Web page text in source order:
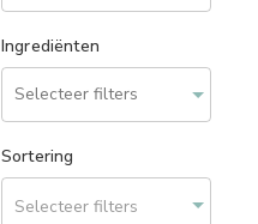
Ingrediënten
Sortering
Selecteer filters